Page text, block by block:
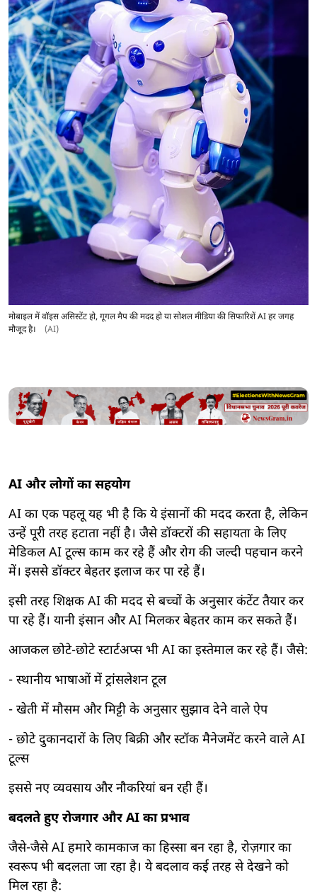
मोबाइल में वॉइस असिस्टेंट हो, गूगल मैप की मदद हो या सोशल मीडिया की सिफारिशें AI हर जगह
मौजूद है।
(AI)
AI और लोगों का सहयोग
AI का एक पहलू यह भी है कि ये इंसानों की मदद करता है, लेकिन
उन्हें पूरी तरह हटाता नहीं है। जैसे डॉक्टरों की सहायता के लिए
मेडिकल AI टूल्स काम कर रहे हैं और रोग की जल्दी पहचान करने
में। इससे डॉक्टर बेहतर इलाज कर पा रहे हैं।
इसी तरह शिक्षक AI की मदद से बच्चों के अनुसार कंटेंट तैयार कर
पा रहे हैं। यानी इंसान और AI मिलकर बेहतर काम कर सकते हैं।
आजकल छोटे-छोटे स्टार्टअप्स भी AI का इस्तेमाल कर रहे हैं। जैसे:
- स्थानीय भाषाओं में ट्रांसलेशन टूल
- खेती में मौसम और मिट्टी के अनुसार सुझाव देने वाले ऐप
- छोटे दुकानदारों के लिए बिक्री और स्टॉक मैनेजमेंट करने वाले AI
टूल्स
इससे नए व्यवसाय और नौकरियां बन रही हैं।
बदलते हुए रोजगार और AI का प्रभाव
जैसे-जैसे AI हमारे कामकाज का हिस्सा बन रहा है, रोज़गार का
स्वरूप भी बदलता जा रहा है। ये बदलाव कई तरह से देखने को
मिल रहा है: